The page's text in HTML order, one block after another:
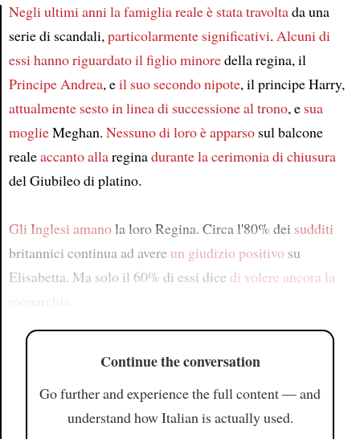
Negli ultimi anni la famiglia realeè stata travoltada una
serie di scandali, particolarmente significativi. Alcuni di
essi hanno riguardatoil figlio minoredella regina, il
Principe Andrea, eil suo secondo nipote, il principe Harry,
attualmente sesto in linea di successione al trono, e sua
moglieMeghan. Nessuno di loroè apparsosul balcone
realeaccanto allareginadurante la cerimonia di chiusura
del Giubileo di platino.
Gli Inglesi amanola loro Regina. Circa l'80% dei sudditi
britannici continua ad avereun giudizio positivosu
Elisabetta. Ma solo il 60% di essi dice di volere ancora la
monarchia
Continue the conversation
Go further and experience the full content — and
understand how Italian is actually used.